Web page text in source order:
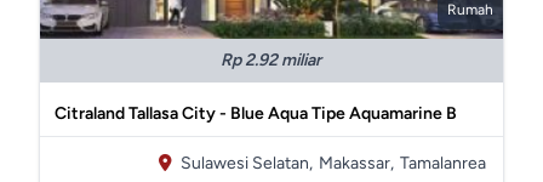
Rumah
Rp 2.92 miliar
Citraland Tallasa City - Blue Aqua Tipe Aquamarine B
Sulawesi Selatan, Makassar, Tamalanrea